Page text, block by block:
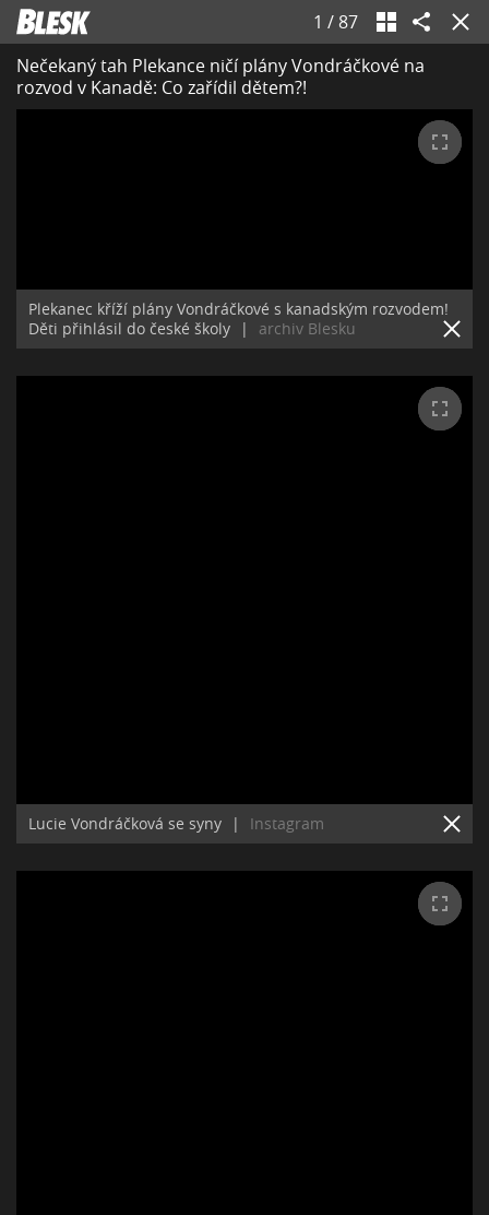
1 / 87
Nečekaný tah Plekance ničí plány Vondráčkové na
rozvod v Kanadě: Co zařídil dětem?!
Plekanec kříží plány Vondráčkové s kanadským rozvodem!
Děti přihlásil do české školy
| archiv Blesku
Lucie Vondráčková se syny | Instagram